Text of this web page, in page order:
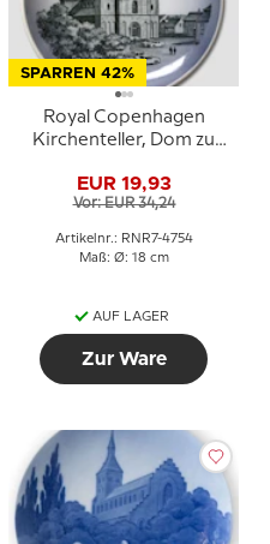
SPARREN 42%
Royal Copenhagen
Kirchenteller, Dom zu
EUR 19,93
Vor: EUR 34,24
Artikelnr.: RNR7-4754
Maß: Ø: 18 cm
AUF LAGER
Zur Ware